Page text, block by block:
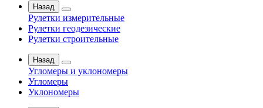
Назад
Рулетки измерительные
Рулетки геодезические
Рулетки строительные
Назад
Угломеры и уклономеры
Угломеры
Уклономеры